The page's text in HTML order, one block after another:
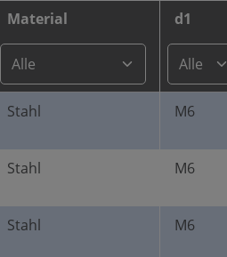
Material d1
Stahl M6
Stahl M6
Stahl M6